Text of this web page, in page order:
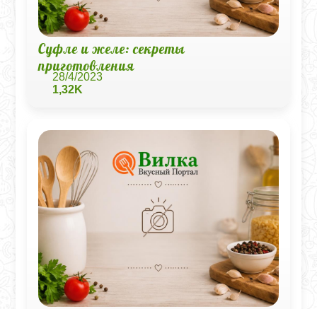
Суфле и желе: секреты
приготовления
28/4/2023
1,32K